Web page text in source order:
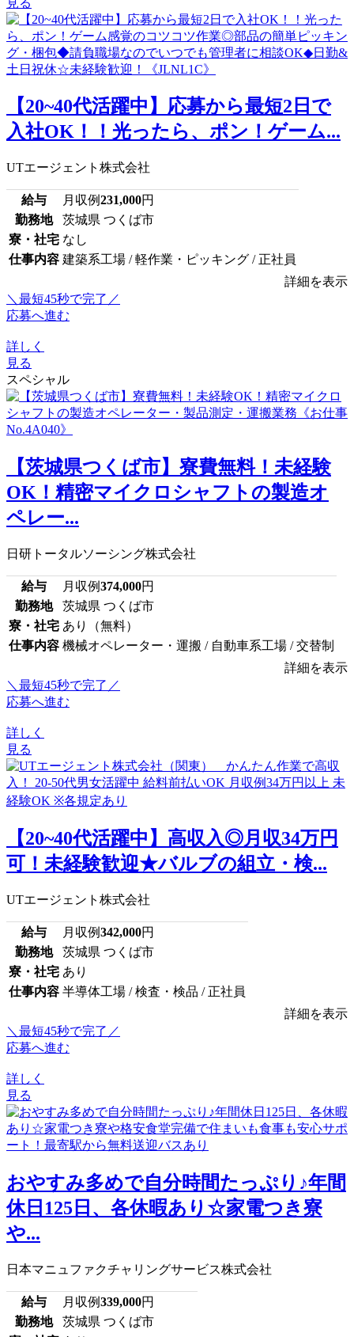
【20~40代活躍中】応募から最短2日で
入社OK！！光ったら、ポン！ゲーム...
UTエージェント株式会社
給与 月収例231,000円
勤務地
茨城県 つくば市
寮・社宅 なし
仕事内容 建築系工場 / 軽作業・ピッキング / 正社員
詳細を表示
＼最短45秒で完了／
応募へ進む
詳しく
見る
スペシャル
【茨城県つくば市】寮費無料！未経験
OK！精密マイクロシャフトの製造オ
ペレー...
日研トータルソーシング株式会社
給与 月収例374,000円
勤務地
茨城県 つくば市
寮・社宅 あり（無料）
仕事内容 機械オペレーター・運搬 / 自動車系工場 / 交替制
詳細を表示
＼最短45秒で完了／
応募へ進む
詳しく
見る
【20~40代活躍中】高収入◎月収34万円
可！未経験歓迎★バルブの組立・検...
UTエージェント株式会社
給与 月収例342,000円
勤務地
茨城県 つくば市
寮・社宅 あり
仕事内容 半導体工場 / 検査・検品 / 正社員
詳細を表示
＼最短45秒で完了／
応募へ進む
詳しく
見る
おやすみ多めで自分時間たっぷり♪年間
休日125日、各休暇あり☆家電つき寮
や...
日本マニュファクチャリングサービス株式会社
給与 月収例339,000円
勤務地
茨城県 つくば市